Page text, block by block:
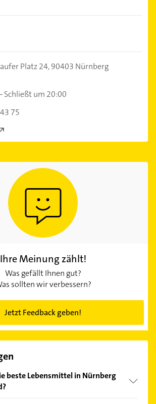
Platz 24,90403 Nürnberg
Schließt um 20:00
75
Ihre Meinung zählt!
Was gefällt Ihnen gut?
sollten wir verbessern?
Jetzt Feedback geben!
beste Lebensmittel in Nürnberg